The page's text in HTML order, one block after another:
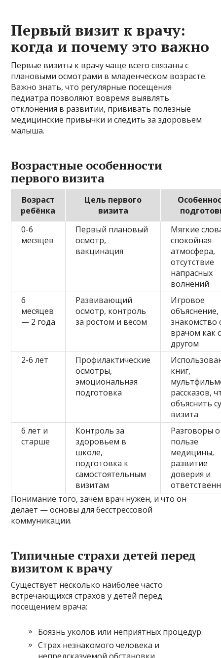
Первый визит к врачу:
когда и почему это важно
Первые визиты к врачу чаще всего связаны с
плановыми осмотрами в младенческом возрасте.
Важно знать, что регулярные посещения
педиатра позволяют вовремя выявлять
отклонения в развитии, прививать полезные
медицинские привычки и следить за здоровьем
малыша.
Возрастные особенности
первого визита
Возраст
ребёнка
Цель первого
визита
0-6
месяцев
Первый плановый
осмотр,
вакцинация
Мягкие
спокойная
атмосфера,
отсутствие
напрасных
волнений
6
месяцев
— 2 года
Развивающий
осмотр, контроль
за ростом и весом
Игровое
объяснение,
знакомство
врачом как с
другом
2-6 лет
Профилактические
осмотры,
эмоциональная
подготовка
книг,
рассказов,
объяснить
визита
6 лет и
старше
Контроль за
здоровьем в
школе,
подготовка к
самостоятельным
визитам
Разговоры о
пользе
медицины,
развитие
доверия и
Понимание того, зачем врач нужен, и что он
делает — основы для бесстрессовой
коммуникации.
Типичные страхи детей перед
визитом к врачу
Существует несколько наиболее часто
встречающихся страхов у детей перед
посещением врача:
Боязнь уколов или неприятных процедур.
Страх незнакомого человека и